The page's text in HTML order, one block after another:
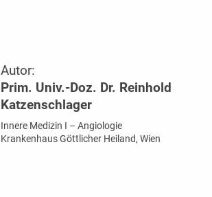
Autor:
Prim. Univ.-Doz. Dr. Reinhold
Katzenschlager
Innere Medizin I – Angiologie
Krankenhaus Göttlicher Heiland, Wien